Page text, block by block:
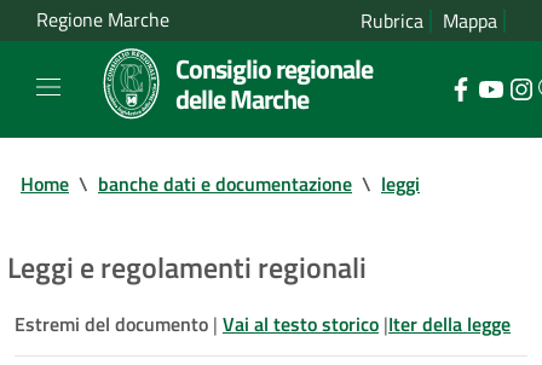
Regione Marche Rubrica Mappa
Consiglio regionale
delle Marche
Home \ banche dati e documentazione \ leggi
Leggi e regolamenti regionali
Estremi del documento | Vai al testo storico |Iter della legge